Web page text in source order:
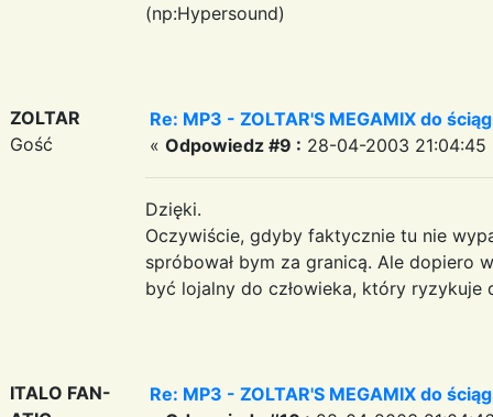
(np:Hypersound)
ZOLTAR
Gość
Re: MP3 - ZOLTAR'S MEGAMIX do
« Odpowiedz #9 : 28-04-2003 21:04:45
Dzięki.
Oczywiście, gdyby faktycznie tu nie
spróbował bym za granicą. Ale dopiero
być lojalny do człowieka, który ryzykuje
ITALO FAN-
Re: MP3 - ZOLTAR'S MEGAMIX do